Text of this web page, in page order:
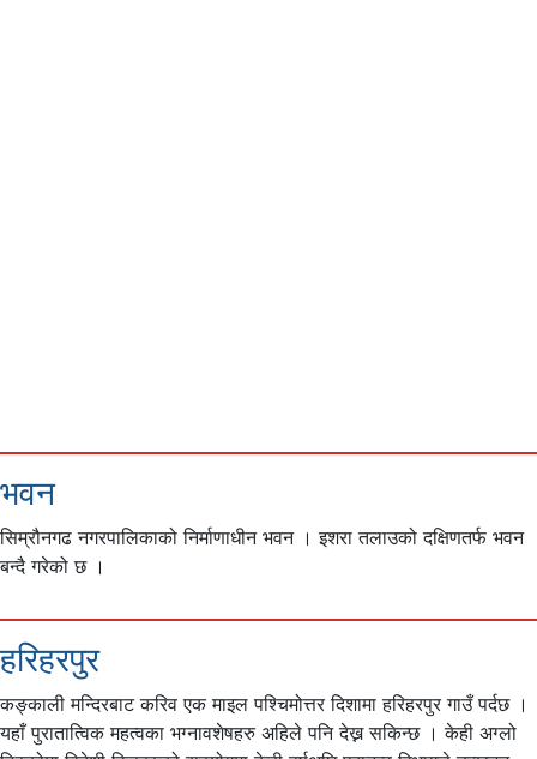
भवन
सिम्रौनगढ नगरपालिकाको निर्माणाधीन भवन । इशरा तलाउको दक्षिणतर्फ भवन
बन्दै गरेको छ ।
हरिहरपुर
कङ्काली मन्दिरबाट करिव एक माइल पश्चिमोत्तर दिशामा हरिहरपुर गाउँ पर्दछ ।
यहाँ पुरातात्विक महत्वका भग्नावशेषहरु अहिले पनि देख्न सकिन्छ । केही अग्लो